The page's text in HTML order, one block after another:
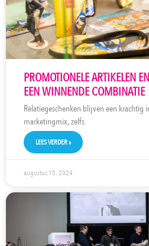
PROMOTIONELE ARTIKELEN
EEN WINNENDE COMBINATIE
Relatiegeschenken blijven een
marketingmix, zelfs
LEES VERDER »
augustus 15, 2024